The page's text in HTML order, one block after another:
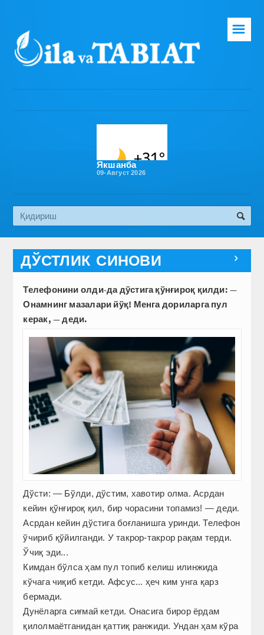
Бош саҳифа
Эко медиа
☰
Якшанба
09-Август 2026

ДЎСТЛИК СИНОВИ
Телефонини олди-да дўстига қўнғироқ қилди: —
Онамнинг мазалари йўқ! Менга дориларга пул
керак, — деди.
Дўсти: — Бўлди, дўстим, хавотир олма. Асрдан
кейин қўнғироқ қил, бир чорасини топамиз! — деди.
Асрдан кейин дўстига боғланишга уринди. Телефон
ўчириб қўйилганди. У такрор-такрор рақам терди.
Ўчиқ эди...
Кимдан бўлса ҳам пул топиб келиш илинжида
кўчага чиқиб кетди. Афсус... ҳеч ким унга қарз
бермади.
Дунёларга сиғмай кетди. Онасига бирор ёрдам
қилолмаётганидан қаттиқ ранжиди. Ундан ҳам кўра